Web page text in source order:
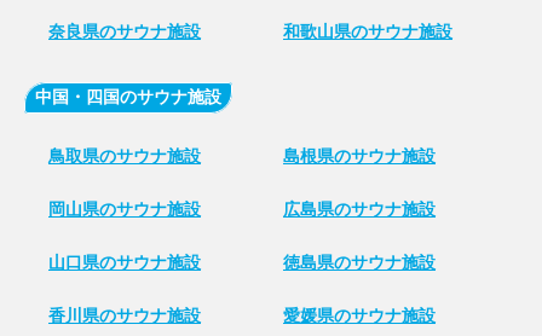
奈良県のサウナ施設 和歌山県のサウナ施設
中国・四国のサウナ施設
鳥取県のサウナ施設 島根県のサウナ施設
岡山県のサウナ施設 広島県のサウナ施設
山口県のサウナ施設 徳島県のサウナ施設
香川県のサウナ施設 愛媛県のサウナ施設